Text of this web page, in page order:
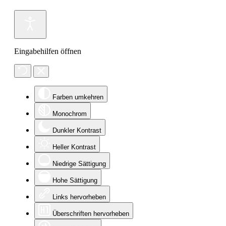
Eingabehilfen öffnen
Farben umkehren
Monochrom
Dunkler Kontrast
Heller Kontrast
Niedrige Sättigung
Hohe Sättigung
Links hervorheben
Überschriften hervorheben